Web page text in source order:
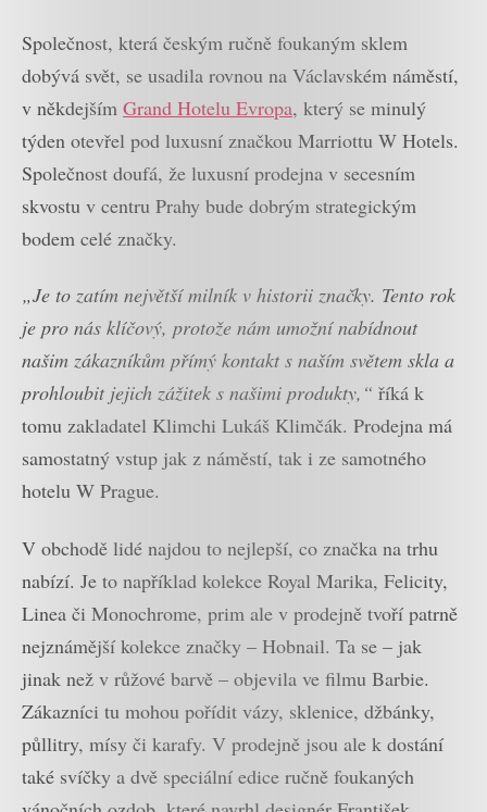
Společnost, která českým ručně foukaným sklem
dobývá svět, se usadila rovnou na Václavském náměstí,
v někdejším Grand Hotelu Evropa, který se minulý
týden otevřel pod luxusní značkou Marriottu W Hotels.
Společnost doufá, že luxusní prodejna v secesním
skvostu v centru Prahy bude dobrým strategickým
bodem celé značky.
„Je to zatím největší milník v historii značky. Tento rok
je pro nás klíčový, protože nám umožní nabídnout
našim zákazníkům přímý kontakt s naším světem skla a
prohloubit jejich zážitek s našimi produkty,“ říká k
tomu zakladatel Klimchi Lukáš Klimčák. Prodejna má
samostatný vstup jak z náměstí, tak i ze samotného
hotelu W Prague.
V obchodě lidé najdou to nejlepší, co značka na trhu
nabízí. Je to například kolekce Royal Marika, Felicity,
Linea či Monochrome, prim ale v prodejně tvoří patrně
nejznámější kolekce značky – Hobnail. Ta se – jak
jinak než v růžové barvě – objevila ve filmu Barbie.
Zákazníci tu mohou pořídit vázy, sklenice, džbánky,
půllitry, mísy či karafy. V prodejně jsou ale k dostání
také svíčky a dvě speciální edice ručně foukaných